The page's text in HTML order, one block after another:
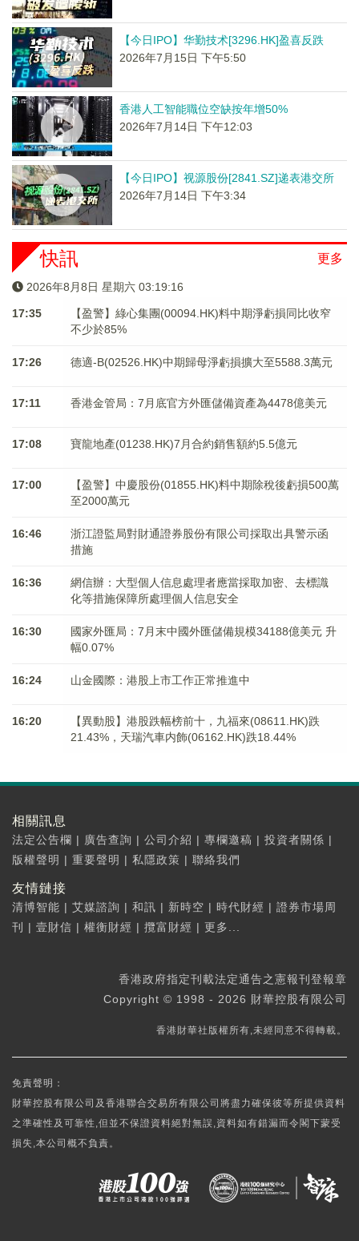
【今日IPO】华勤技术[3296.HK]盈喜反跌
2026年7月15日 下午5:50
香港人工智能職位空缺按年增50%
2026年7月14日 下午12:03
【今日IPO】视源股份[2841.SZ]递表港交所
2026年7月14日 下午3:34
更多
快訊
2026年8月8日 星期六 03:19:16
17:35
【盈警】綠心集團(00094.HK)料中期淨虧損同比收窄
不少於85%
17:26 德適-B(02526.HK)中期歸母淨虧損擴大至5588.3萬元
17:11 香港金管局：7月底官方外匯儲備資產為4478億美元
17:08 寶龍地產(01238.HK)7月合約銷售額約5.5億元
17:00
【盈警】中慶股份(01855.HK)料中期除稅後虧損500萬
至2000萬元
16:46
浙江證監局對財通證券股份有限公司採取出具警示函
措施
16:36
網信辦：大型個人信息處理者應當採取加密、去標識
化等措施保障所處理個人信息安全
16:30
國家外匯局：7月末中國外匯儲備規模34188億美元 升
幅0.07%
16:24 山金國際：港股上市工作正常推進中
16:20
【異動股】港股跌幅榜前十，九福來(08611.HK)跌
21.43%，天瑞汽車内飾(06162.HK)跌18.44%
相關訊息
法定公告欄 | 廣告查詢 | 公司介紹 | 專欄邀稿 | 投資者關係 |
版權聲明 | 重要聲明 | 私隱政策 | 聯絡我們
友情鏈接
清博智能 | 艾媒諮詢 | 和訊 | 新時空 | 時代財經 | 證券市場周
刊
| 壹財信 | 權衡財經 | 攬富財經 | 更多...
香港政府指定刊載法定通告之憲報刊登報章
Copyright © 1998 - 2026 財華控股有限公司
香港財華社版權所有,未經同意不得轉載。
免責聲明：
財華控股有限公司及香港聯合交易所有限公司將盡力確保彼等所提供資料
之準確性及可靠性,但並不保證資料絕對無誤,資料如有錯漏而令閣下蒙受
損失,本公司概不負責。